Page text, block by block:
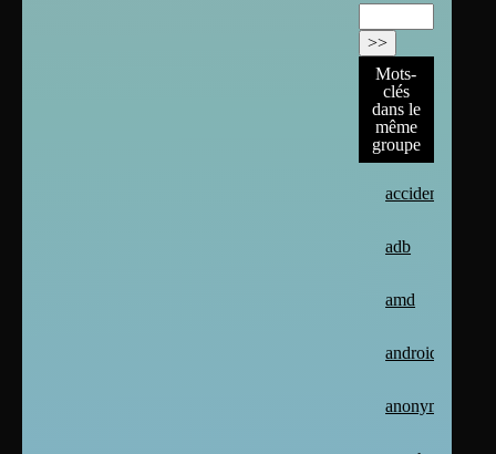
Mots-
clés
dans le
même
groupe
accident
adb
amd
android
anonymat